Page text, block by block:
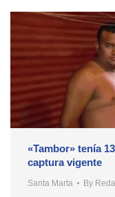
«Tambor» tenía
captura vigente
Santa Marta By